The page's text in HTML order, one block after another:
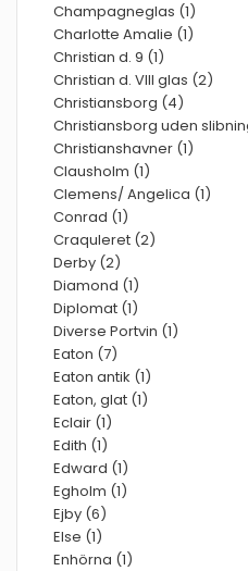
Champagneglas (1)
Charlotte Amalie (1)
Christian d. 9 (1)
Christian d. VIII glas (2)
Christiansborg (4)
Christiansborg uden
Christianshavner (1)
Clausholm (1)
Clemens/ Angelica (1)
Conrad (1)
Craquleret (2)
Derby (2)
Diamond (1)
Diplomat (1)
Diverse Portvin (1)
Eaton (7)
Eaton antik (1)
Eaton, glat (1)
Eclair (1)
Edith (1)
Edward (1)
Egholm (1)
Ejby (6)
Else (1)
Enhörna (1)